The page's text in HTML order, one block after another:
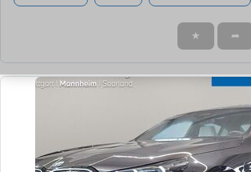
★ ➦